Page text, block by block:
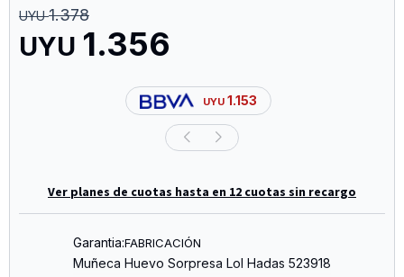
UYU 1.356
UYU 1.378
UYU 1.153
Ver planes de cuotas hasta en 12 cuotas sin recargo
Garantia:FABRICACIÓN
Muñeca Huevo Sorpresa Lol Hadas 523918